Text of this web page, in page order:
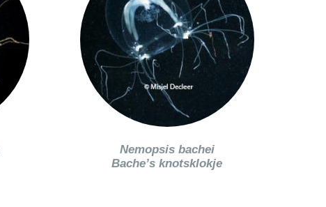
Nemopsis bachei
Bache’s knotsklokje